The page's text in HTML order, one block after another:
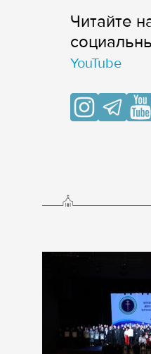
Читайте
YouTube